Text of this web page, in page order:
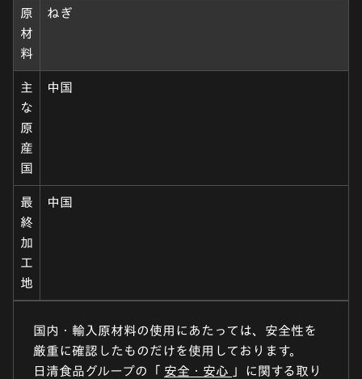
原
材
料
ねぎ
主
な
原
産
国
中国
最
終
加
工
地
中国
国内・輸入原材料の使用にあたっては、安全性を
厳重に確認したものだけを使用しております。
日清食品グループの「 安全・安心 」に関する取り